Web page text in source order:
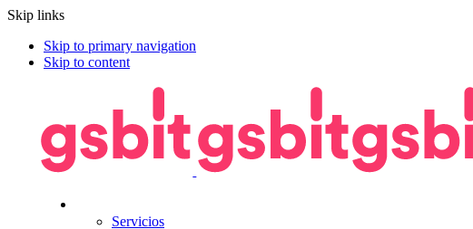
Skip links
Skip to primary navigation
Skip to content
Servicios